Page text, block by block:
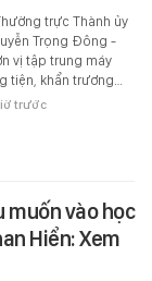
trực Thành ủy
Trọng Đông -
vị tập trung máy
tiện, khẩn trương…
trước
muốn vào học
Hiển: Xem